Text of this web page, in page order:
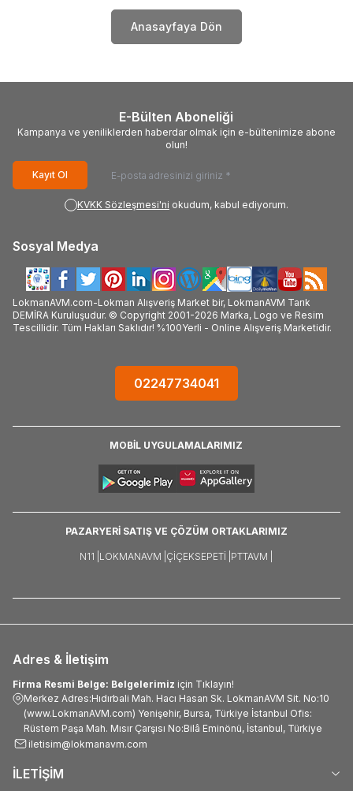
Anasayfaya Dön
E-Bülten Aboneliği
Kampanya ve yeniliklerden haberdar olmak için e-bültenimize abone
olun!
Kayıt Ol
KVKK Sözleşmesi'ni okudum, kabul ediyorum.
Sosyal Medya
LokmanAVM.com-Lokman Alışveriş Market bir, LokmanAVM Tarık
DEMİRA Kuruluşudur. © Copyright 2001-2026 Marka, Logo ve Resim
Tescillidir. Tüm Hakları Saklıdır! %100Yerli - Online Alışveriş Marketidir.
02247734041
MOBİL UYGULAMALARIMIZ
PAZARYERİ SATIŞ VE ÇÖZÜM ORTAKLARIMIZ
N11 | LOKMANAVM | ÇIÇEKSEPETI | PTTAVM |
Adres & İletişim
Firma Resmi Belge: Belgelerimiz için Tıklayın!
Merkez Adres:Hıdırbali Mah. Hacı Hasan Sk. LokmanAVM Sit. No:10
(www.LokmanAVM.com) Yenişehir, Bursa, Türkiye İstanbul Ofis:
Rüstem Paşa Mah. Mısır Çarşısı No:Bilâ Eminönü, İstanbul, Türkiye
iletisim@lokmanavm.com
İLETİŞİM